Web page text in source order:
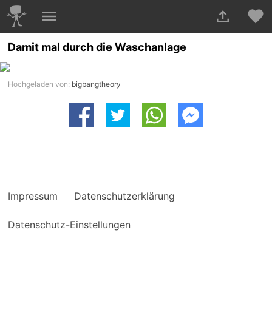
Damit mal durch die Waschanlage
Hochgeladen von: bigbangtheory
Impressum Datenschutzerklärung
Datenschutz-Einstellungen